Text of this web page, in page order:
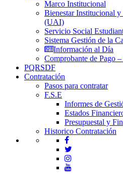
Marco Institucional
Bienestar Institucional
(UAI)
Servicio Social
Sistema Gestión de la
Información al Día
Comprobante de Pago
PQRSDF
Contratación
Pasos para contratar
F.S.E
Informes de
Estados
Presupuestal y
Historico Contratación